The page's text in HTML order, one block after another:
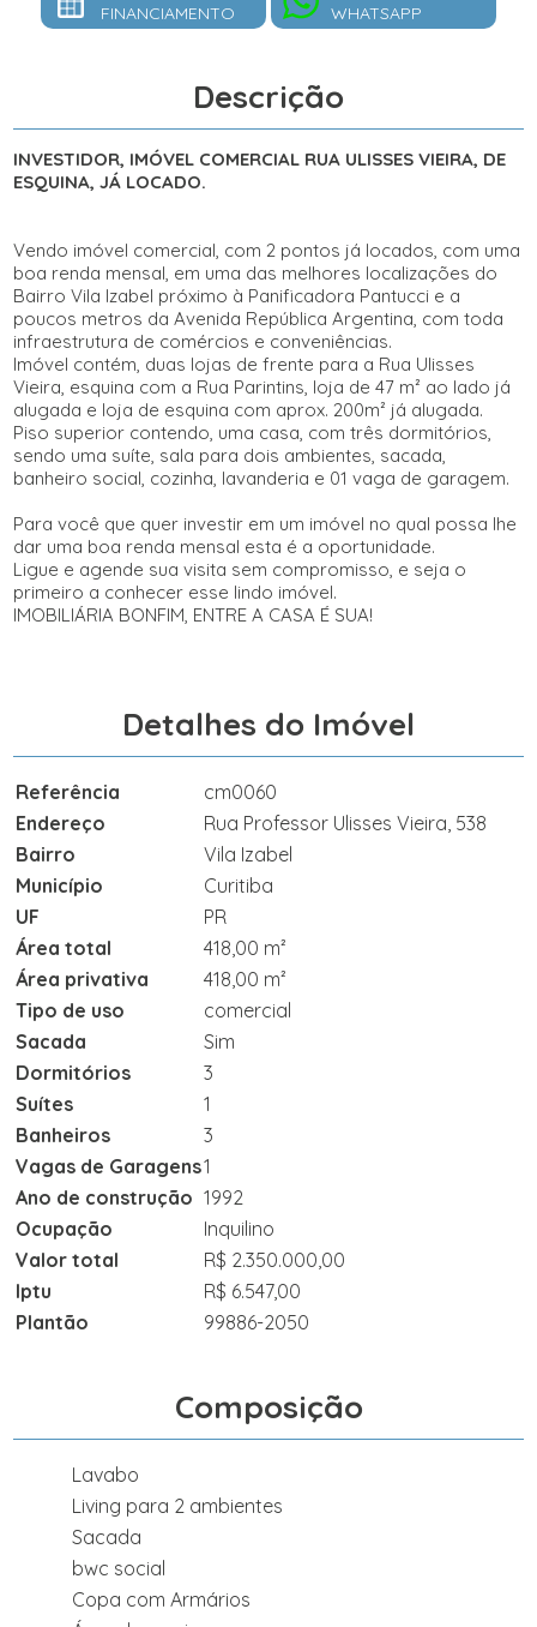
FINANCIAMENTO
WHATSAPP
Descrição
INVESTIDOR, IMÓVEL COMERCIAL RUA ULISSES VIEIRA, DE
ESQUINA, JÁ LOCADO.
Vendo imóvel comercial, com 2 pontos já locados, com uma
boa renda mensal, em uma das melhores localizações do
Bairro Vila Izabel próximo à Panificadora Pantucci e a
poucos metros da Avenida República Argentina, com toda
infraestrutura de comércios e conveniências.
Imóvel contém, duas lojas de frente para a Rua Ulisses
Vieira, esquina com a Rua Parintins, loja de 47 m² ao lado já
alugada e loja de esquina com aprox. 200m² já alugada.
Piso superior contendo, uma casa, com três dormitórios,
sendo uma suíte, sala para dois ambientes, sacada,
banheiro social, cozinha, lavanderia e 01 vaga de garagem.
Para você que quer investir em um imóvel no qual possa lhe
dar uma boa renda mensal esta é a oportunidade.
Ligue e agende sua visita sem compromisso, e seja o
primeiro a conhecer esse lindo imóvel.
IMOBILIÁRIA BONFIM, ENTRE A CASA É SUA!
Detalhes do Imóvel
Referência
cm0060
Endereço
Rua Professor Ulisses Vieira, 538
Bairro
Vila Izabel
Município
Curitiba
UF
PR
Área total
418,00 m²
Área privativa
418,00 m²
Tipo de uso
comercial
Sacada
Sim
Dormitórios
3
Suítes
1
Banheiros
3
Vagas de Garagens1
Ano de construção 1992
Ocupação
Inquilino
Valor total
R$ 2.350.000,00
Iptu
R$ 6.547,00
Plantão
99886-2050
Composição
Lavabo
Living para 2 ambientes
Sacada
bwc social
Copa com Armários